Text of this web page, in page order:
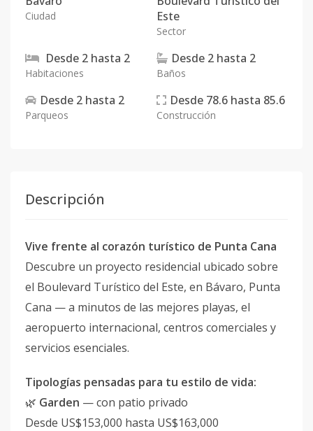
Ciudad
Este
Sector
Desde 2 hasta 2
Habitaciones
Desde 2 hasta 2
Baños
Desde 2 hasta 2
Parqueos
Desde 78.6 hasta 85.6
Construcción
Descripción
Vive frente al corazón turístico de Punta Cana
Descubre un proyecto residencial ubicado sobre
el Boulevard Turístico del Este, en Bávaro, Punta
Cana — a minutos de las mejores playas, el
aeropuerto internacional, centros comerciales y
servicios esenciales.
Tipologías pensadas para tu estilo de vida:
🌿 Garden — con patio privado
Desde US$153,000 hasta US$163,000